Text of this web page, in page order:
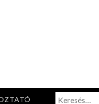
Keresés: